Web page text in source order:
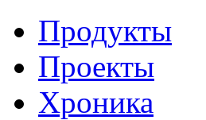
Продукты
Проекты
Хроника